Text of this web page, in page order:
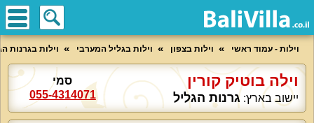
וילות - עמוד ראשי וילות בצפון וילות בגליל המערבי וילות בגרנות
וילה בוטיק קורין
יישוב בארץ: גרנות הגליל
סמי
055-4314071